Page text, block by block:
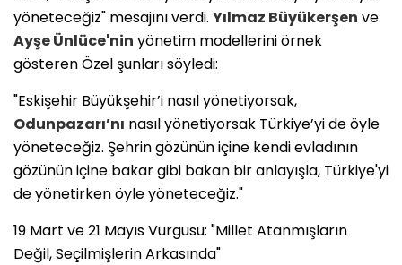
yöneteceğiz" mesajını verdi. Yılmaz Büyükerşen ve
Ayşe Ünlüce'nin yönetim modellerini örnek
gösteren Özel şunları söyledi:
​"Eskişehir Büyükşehir’i nasıl yönetiyorsak,
Odunpazarı’nı nasıl yönetiyorsak Türkiye’yi de öyle
yöneteceğiz. Şehrin gözünün içine kendi evladının
gözünün içine bakar gibi bakan bir anlayışla, Türkiye'yi
de yönetirken öyle yöneteceğiz."
​19 Mart ve 21 Mayıs Vurgusu: "Millet Atanmışların
Değil, Seçilmişlerin Arkasında"